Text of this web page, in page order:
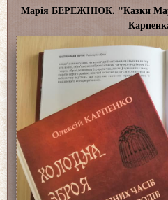
Марія БЕРЕЖНЮК. "Казки